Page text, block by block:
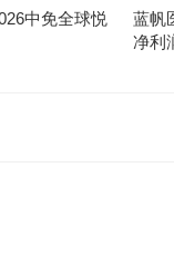
中免全球悦
蓝帆
净利